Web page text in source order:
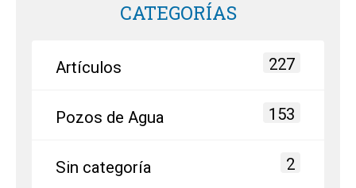
CATEGORÍAS
Artículos 227
Pozos de Agua 153
Sin categoría 2